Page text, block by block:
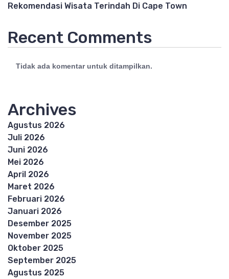
Rekomendasi Wisata Terindah Di Cape Town
Recent Comments
Tidak ada komentar untuk ditampilkan.
Archives
Agustus 2026
Juli 2026
Juni 2026
Mei 2026
April 2026
Maret 2026
Februari 2026
Januari 2026
Desember 2025
November 2025
Oktober 2025
September 2025
Agustus 2025